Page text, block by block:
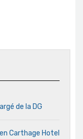
de la DG
Carthage Hotel